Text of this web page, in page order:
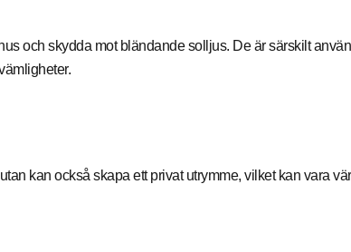
och skydda mot bländande solljus. De är särskilt
kan också skapa ett privat utrymme, vilket kan vara